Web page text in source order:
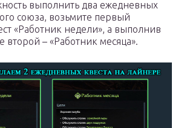
выполнить два ежедневных
союза, возьмите первый
«Работник недели», а выполнив
второй – «Работник месяца».